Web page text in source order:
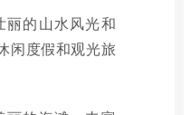
丽的山水风光和
闲度假和观光旅